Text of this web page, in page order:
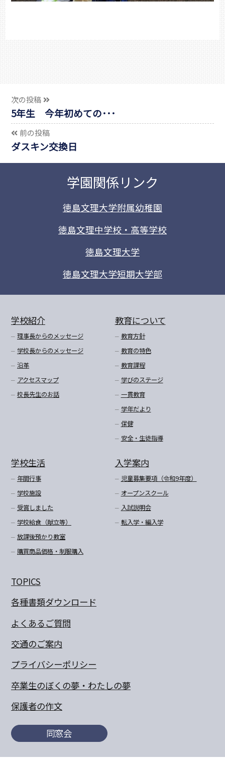
次の投稿
5年生 今年初めての･･･
前の投稿
ダスキン交換日
学園関係リンク
徳島文理大学附属幼稚園
徳島文理中学校・高等学校
徳島文理大学
徳島文理大学短期大学部
学校紹介
理事長からのメッセージ
学校長からのメッセージ
沿革
アクセスマップ
校長先生のお話
教育について
教育方針
教育の特色
教育課程
学びのステージ
一貫教育
学年だより
保健
安全・生徒指導
学校生活
年間行事
学校施設
受賞しました
学校給食（献立等）
放課後預かり教室
購買商品価格・制服購入
入学案内
児童募集要項（令和9年度）
オープンスクール
入試説明会
転入学・編入学
TOPICS
各種書類ダウンロード
よくあるご質問
交通のご案内
プライバシーポリシー
卒業生のぼくの夢・わたしの夢
保護者の作文
同窓会